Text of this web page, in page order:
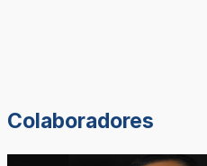
Colaboradores